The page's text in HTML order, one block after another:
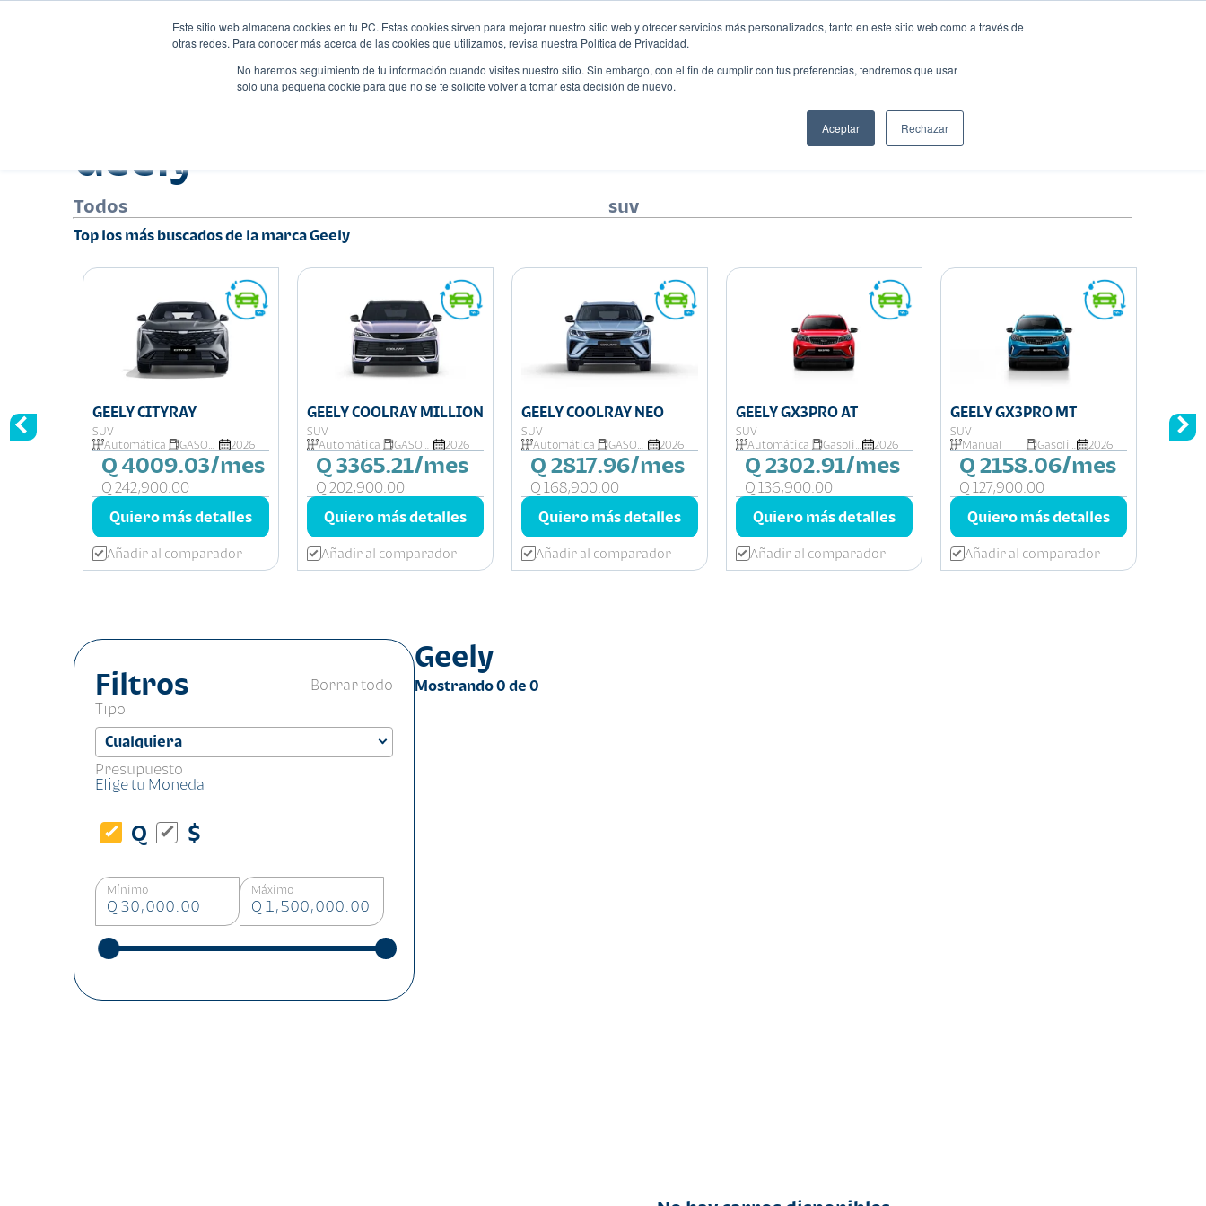
Este sitio web almacena cookies en tu PC. Estas cookies sirven para mejorar nuestro sitio web y ofrecer servicios más personalizados, tanto en este sitio web como a través de
otras redes. Para conocer más acerca de las cookies que utilizamos, revisa nuestra Política de Privacidad.
No haremos seguimiento de tu información cuando visites nuestro sitio. Sin embargo, con el fin de cumplir con tus preferencias, tendremos que usar
solo una pequeña cookie para que no se te solicite volver a tomar esta decisión de nuevo.
Aceptar Rechazar
Autos Comparador Promociones Blog Eventos
Geely
Todos suv
Top los más buscados de la marca Geely
GEELY CITYRAY
SUV
Automática
2026
Q 4009.03/mes
Q 242,900.00
Quiero más detalles
Añadir al comparador
GEELY COOLRAY MILLION
SUV
Automática
2026
Q 3365.21/mes
Q 202,900.00
Quiero más detalles
Añadir al comparador
GEELY COOLRAY NEO
SUV
Automática
2026
Q 2817.96/mes
Q 168,900.00
Quiero más detalles
Añadir al comparador
GEELY GX3PRO AT
SUV
Automática
2026
Q 2302.91/mes
Q 136,900.00
Quiero más detalles
Añadir al comparador
GEELY GX3PRO MT
SUV
Manual
2026
Q 2158.06/mes
Q 127,900.00
Quiero más detalles
Añadir al comparador
Filtros
Borrar todo
Tipo
Presupuesto
Elige tu Moneda
Q $
Mínimo
Q 30,000.00
Máximo
Q 1,500,000.00
Geely
Mostrando0 de 0